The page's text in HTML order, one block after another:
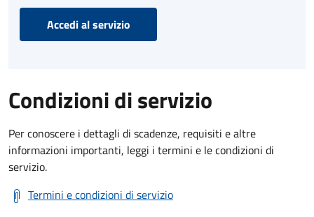
Accedi al servizio
Condizioni di servizio
Per conoscere i dettagli di scadenze, requisiti e altre
informazioni importanti, leggi i termini e le condizioni di
servizio.
Termini e condizioni di servizio